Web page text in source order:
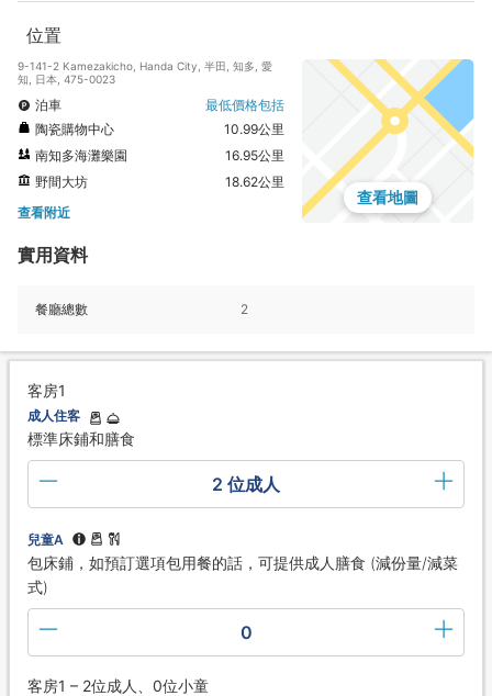
位置
9-141-2 Kamezakicho, Handa City, 半田, 知多, 愛
知, 日本, 475-0023
泊車
最低價格包括
陶瓷購物中心
10.99公里
南知多海灘樂園
16.95公里
野間大坊
18.62公里
查看附近
查看地圖
實用資料
餐廳總數 2
客房1
成人住客
標準床鋪和膳食
2 位成人
兒童A
包床鋪，如預訂選項包用餐的話，可提供成人膳食 (減份量/減菜
式)
0
客房1 – 2位成人、0位小童